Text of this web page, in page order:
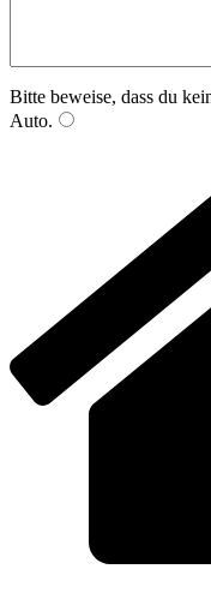
Bitte beweise, dass du
Auto.